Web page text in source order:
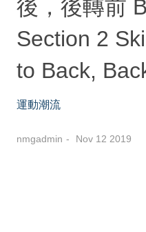
後，後轉前
Section 2
to Back,
運動潮流
nmgadmin Nov 12 2019